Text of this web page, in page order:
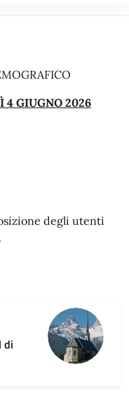
4 GIUGNO 2026
degli utenti
di